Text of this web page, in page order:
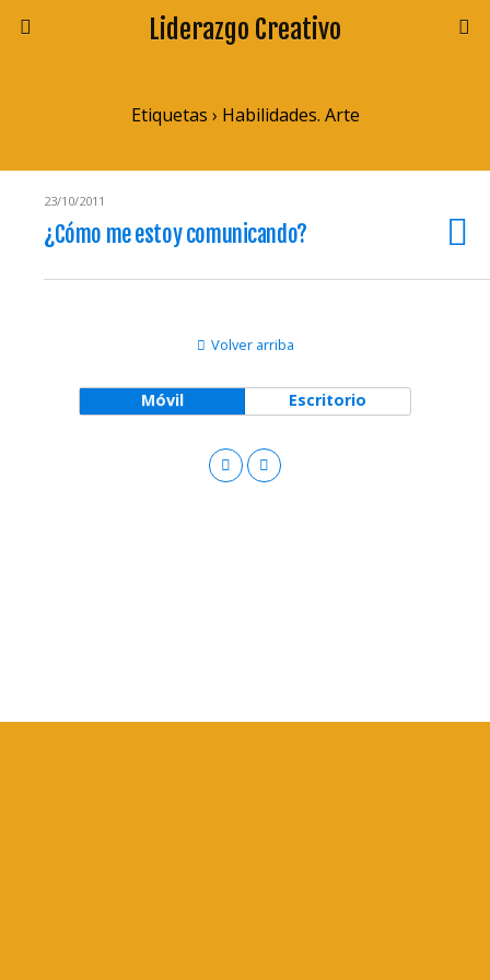
Liderazgo Creativo
Etiquetas › Habilidades. Arte
23/10/2011
¿Cómo me estoy comunicando?
Volver arriba
Móvil Escritorio